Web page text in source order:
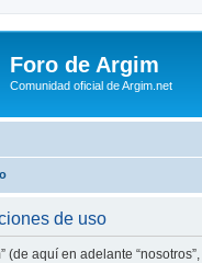
Foro de Argim
Comunidad oficial de Argim.net
de uso
(de aquí en adelante